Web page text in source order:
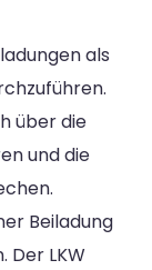
als
über die
und die
Beiladung
LKW